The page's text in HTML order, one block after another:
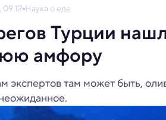
Наука о еде
Турции
амфору
экспертов там может быть,